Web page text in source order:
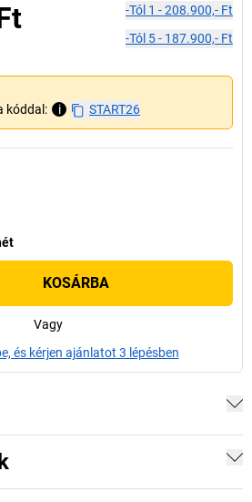
-tól 1 -208.900,- Ft
-tól 5- 187.900,- Ft
kóddal:
i START26
KOSÁRBA
Vagy
és kérjen ajánlatot 3 lépésben